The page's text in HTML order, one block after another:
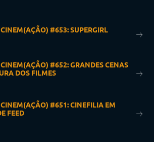
#653: SUPERGIRL
#652: GRANDES CENAS
DOS FILMES
#651: CINEFILIA EM
FEED